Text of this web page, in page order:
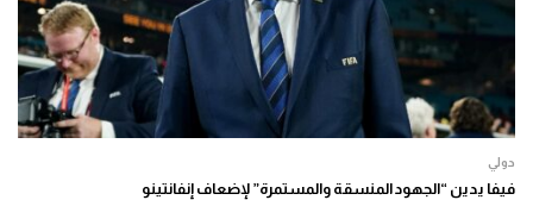
دولي
فيفا يدين “الجهود المنسقة والمستمرة” لإضعاف إنفانتينو